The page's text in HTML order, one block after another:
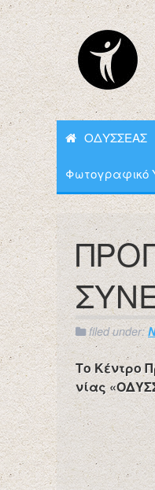
ΟΔΥΣΣΕΑΣ
Φωτογραφικό
filed under:
Το Κέντρο
νίας